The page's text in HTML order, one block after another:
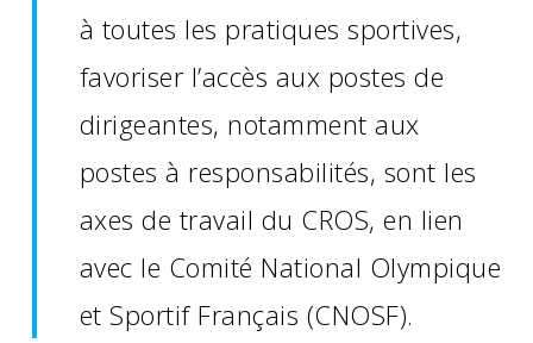
à toutes les pratiques sportives,
favoriser l’accès aux postes de
dirigeantes, notamment aux
postes à responsabilités, sont les
axes de travail du CROS, en lien
avec le Comité National Olympique
et Sportif Français (CNOSF).